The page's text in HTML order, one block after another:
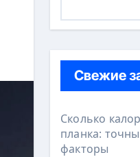
Свежие
Сколько
планка:
факторы